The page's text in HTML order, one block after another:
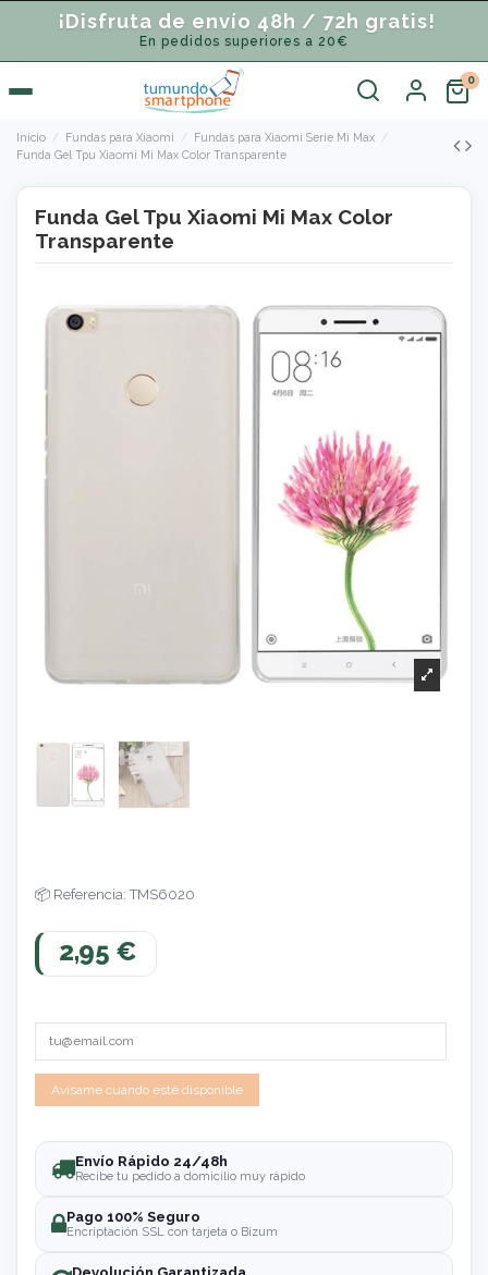
¡Disfruta de envío 48h / 72h gratis!
En pedidos superiores a 20€
Inicio Fundas para Xiaomi
Fundas para Xiaomi Serie Mi Max
Funda Gel Tpu Xiaomi Mi Max Color Transparente
Funda Gel Tpu Xiaomi Mi Max Color
Transparente
Referencia: TMS6020
2,95 €
Envío Rápido 24/48h
Recibe tu pedido a domicilio muy rápido
Pago 100% Seguro
Encriptación SSL con tarjeta o Bizum